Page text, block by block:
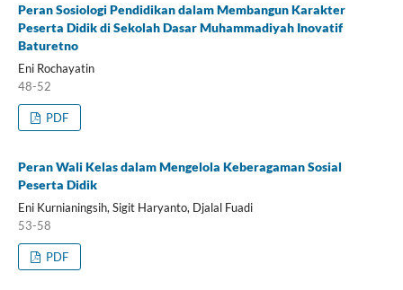
Peran Sosiologi Pendidikan dalam Membangun Karakter
Peserta Didik di Sekolah Dasar Muhammadiyah Inovatif
Baturetno
Eni Rochayatin
48-52
PDF
Peran Wali Kelas dalam Mengelola Keberagaman Sosial
Peserta Didik
Eni Kurnianingsih, Sigit Haryanto, Djalal Fuadi
53-58
PDF